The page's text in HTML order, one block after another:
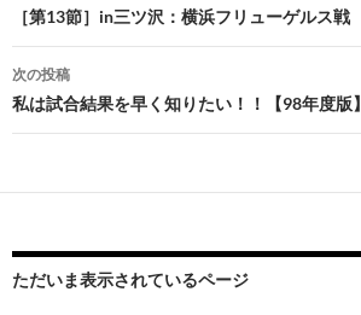
稿
ナ
ビ
ー
ョ
［第13節］in三ツ沢：横浜フリューゲルス戦
次の投稿
私は試合結果を早く知りたい！！【98年度版】
ただいま表示されているページ